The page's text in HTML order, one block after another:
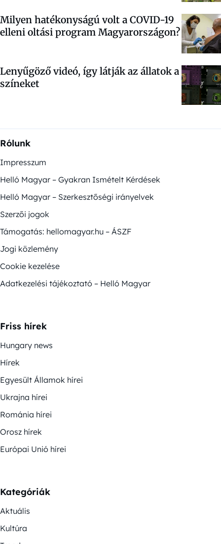
Milyen hatékonyságú volt a COVID-19
elleni oltási program Magyarországon?
Lenyűgöző videó, így látják az állatok a
színeket
Rólunk
Impresszum
Helló Magyar – Gyakran Ismételt Kérdések
Helló Magyar – Szerkesztőségi irányelvek
Szerzői jogok
Támogatás: hellomagyar.hu – ÁSZF
Jogi közlemény
Cookie kezelése
Adatkezelési tájékoztató – Helló Magyar
Friss hírek
Hungary news
Hírek
Egyesült Államok hírei
Ukrajna hírei
Románia hírei
Orosz hírek
Európai Unió hírei
Kategóriák
Aktuális
Kultúra